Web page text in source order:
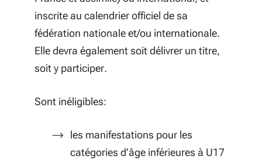
inscrite au calendrier officiel de sa
fédération nationale et/ou internationale.
Elle devra également soit délivrer un titre,
soit y participer.
Sont inéligibles:
les manifestations pour les
catégories d’âge inférieures à U17